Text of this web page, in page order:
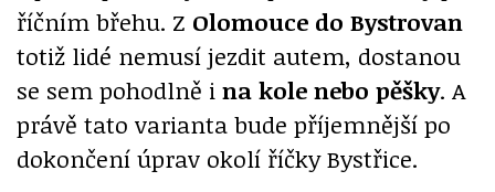
říčním břehu. Z Olomouce do Bystrovan
totiž lidé nemusí jezdit autem, dostanou
se sem pohodlně i na kole nebo pěšky. A
právě tato varianta bude příjemnější po
dokončení úprav okolí říčky Bystřice.